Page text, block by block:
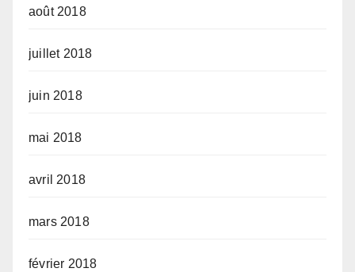
août 2018
juillet 2018
juin 2018
mai 2018
avril 2018
mars 2018
février 2018